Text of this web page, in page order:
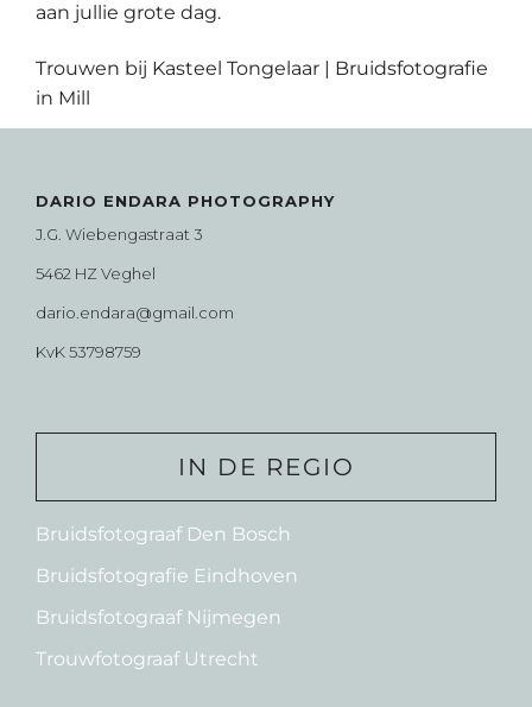
aan jullie grote dag.
Trouwen bij Kasteel Tongelaar | Bruidsfotografie
in Mill
DARIO ENDARA PHOTOGRAPHY
J.G. Wiebengastraat 3
5462 HZ Veghel
dario.endara@gmail.com
KvK 53798759
IN DE REGIO
Bruidsfotograaf Den Bosch
Bruidsfotografie Eindhoven
Bruidsfotograaf Nijmegen
Trouwfotograaf Utrecht